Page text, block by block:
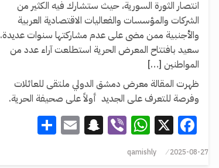
انتصار الثورة السورية، حيث ستشارك فيه الكثير من
الشركات والمؤسسات والفعاليات الاقتصادية العربية
والأجنبية ممن مضى على عدم مشاركتها سنوات عديدة.
سعيد بافتتاح المعرض الحرية استطلعت آراء عدد من
المواطنين […]
ظهرت المقالة معرض دمشق الدولي ملتقى للعائلات
وفرصة للتعرف على الجديد أولاً على صحيفة الحرية.
Facebook
X
WhatsApp
Viber
Snapchat
Email
2025-08-27
qamishly